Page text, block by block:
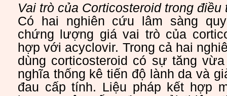
Vai trò của Corticosteroid trong điều
Có hai nghiên cứu lâm sàng
chứng lượng giá vai trò của
hợp với acyclovir. Trong cả hai
dùng corticosteroid có sự tăng
nghĩa thống kê tiến độ lành da và
đau cấp tính. Liệu pháp kết hợp